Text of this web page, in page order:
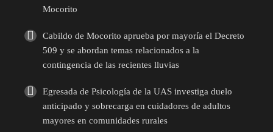
Mocorito
Cabildo de Mocorito aprueba por mayoría el Decreto
509 y se abordan temas relacionados a la
contingencia de las recientes lluvias
Egresada de Psicología de la UAS investiga duelo
anticipado y sobrecarga en cuidadores de adultos
mayores en comunidades rurales